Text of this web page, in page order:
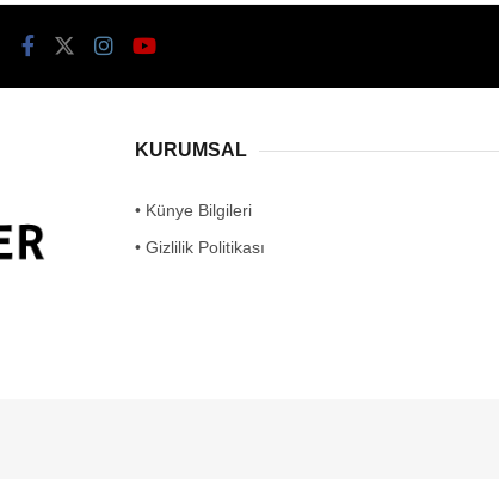
KURUMSAL
• Künye Bilgileri
• Gizlilik Politikası